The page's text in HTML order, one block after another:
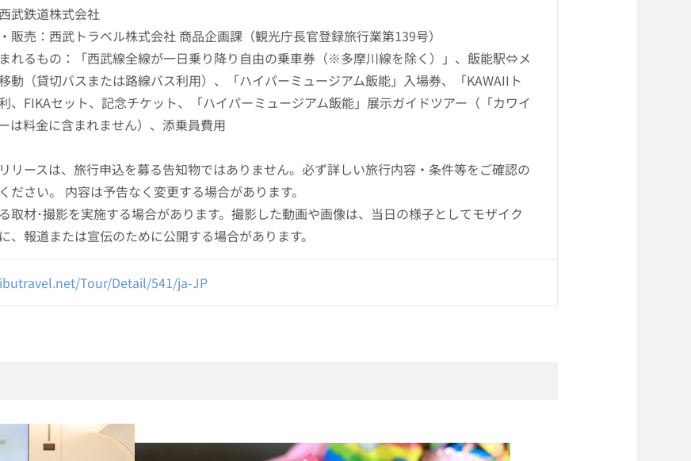
武鉄道株式会社
販売：西武トラベル株式会社 商品企画課（観光庁長官登録旅行業第139号）
れるもの：「西武線全線が一日乗り降り自由の乗車券（※多摩川線を除く）」、飯能駅⇔メ
動（貸切バスまたは路線バス利用）、「ハイパーミュージアム飯能」入場券、「KAWAIIト
、FIKAセット、記念チケット、「ハイパーミュージアム飯能」展示ガイドツアー（「カワイ
は料金に含まれません）、添乗員費用
リースは、旅行申込を募る告知物ではありません。必ず詳しい旅行内容・条件等をご確認の
ださい。 内容は予告なく変更する場合があります。
取材･撮影を実施する場合があります。撮影した動画や画像は、当日の様子としてモザイク
、報道または宣伝のために公開する場合があります。
Tour/Detail/541/ja-JP